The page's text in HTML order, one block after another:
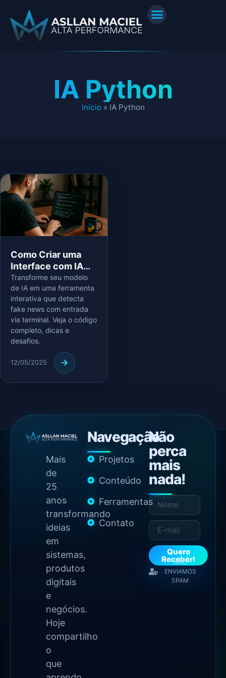
IA Python
Início» IA Python
Como Criar uma
Interface com IA
em Python para
Detectar Fake
News
Transforme seu modelo
de IA em uma ferramenta
interativa que detecta
fake news com entrada
via terminal. Veja o código
completo, dicas e
desafios.
12/05/2025
Mais
de
25
anos
transformando
ideias
em
sistemas,
produtos
digitais
e
negócios.
Hoje
compartilho
o
que
Navegação
Projetos
Conteúdo
Ferramentas
Contato
Não
perca
mais
nada!
Quero
Receber!
NÃO
ENVIAMOS
SPAM